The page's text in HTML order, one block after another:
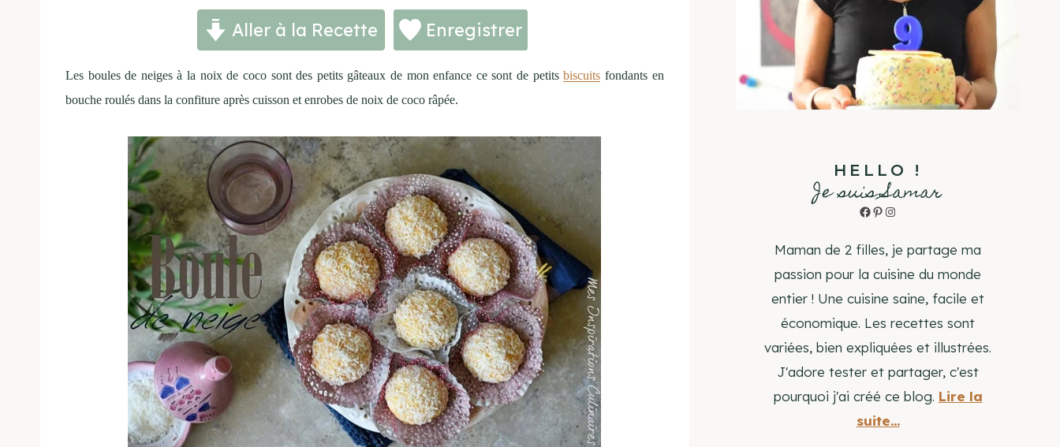
Aller à la Recette Enregistrer
Les boules de neiges à la noix de coco sont des petits gâteaux de mon enfance ce sont de petitsbiscuits fondants en
bouche roulés dans la confiture après cuisson et enrobes de noix de coco râpée.
HELLO !
Je suis Samar
Facebook
Pinterest
Instagram
Maman de 2 filles, je partage ma
passion pour la cuisine du monde
entier ! Une cuisine saine, facile et
économique. Les recettes sont
variées, bien expliquées et illustrées.
J'adore tester et partager, c'est
pourquoi j'ai créé ce blog. Lire la
suite...